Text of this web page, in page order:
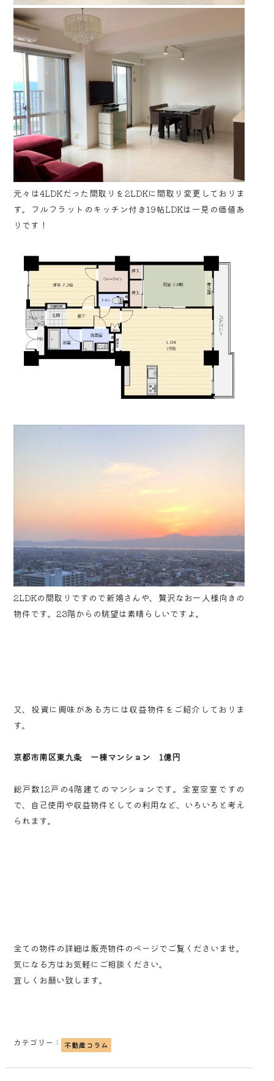
元々は4LDKだった間取りを2LDKに間取り変更しておりま
す。フルフラットのキッチン付き19帖LDKは一見の価値あ
りです！
2LDKの間取りですので新婚さんや、贅沢なお一人様向きの
物件です。23階からの眺望は素晴らしいですよ。
又、投資に興味がある方には収益物件をご紹介しておりま
す。
京都市南区東九条 一棟マンション 1億円
総戸数12戸の4階建てのマンションです。全室空室ですの
で、自己使用や収益物件としての利用など、いろいろと考え
られます。
全ての物件の詳細は販売物件のページでご覧くださいませ。
気になる方はお気軽にご相談ください。
宜しくお願い致します。
カテゴリー： 不動産コラム